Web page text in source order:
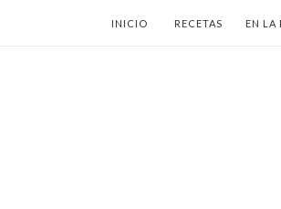
INICIO RECETAS EN LA